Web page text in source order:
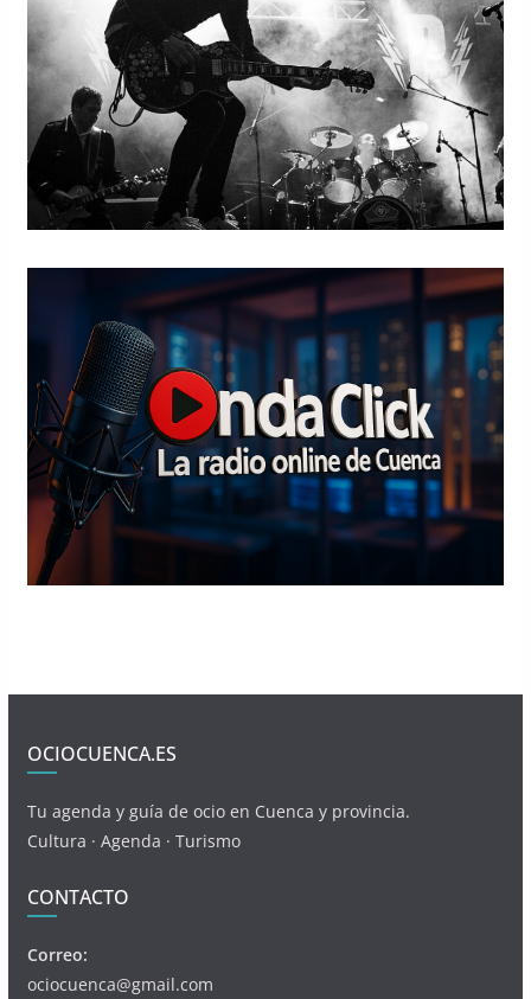
OCIOCUENCA.ES
Tu agenda y guía de ocio en Cuenca y provincia.
Cultura · Agenda · Turismo
CONTACTO
Correo:
ociocuenca@gmail.com